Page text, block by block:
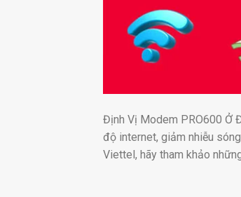
Định Vị Modem PRO600 Ở
độ internet, giảm nhiễu
Viettel, hãy tham khảo